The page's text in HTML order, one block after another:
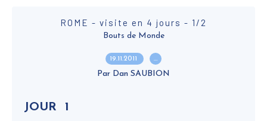
ROME - visite en 4 jours - 1/2
Bouts de Monde
19.11.2011 …
Par Dan SAUBION
JOUR 1